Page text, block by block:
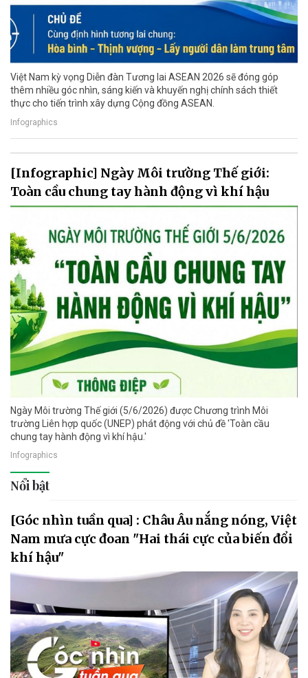
Việt Nam kỳ vọng Diễn đàn Tương lai ASEAN 2026 sẽ đóng góp
thêm nhiều góc nhìn, sáng kiến và khuyến nghị chính sách thiết
thực cho tiến trình xây dựng Cộng đồng ASEAN.
Infographics
[Infographic] Ngày Môi trường Thế giới:
Toàn cầu chung tay hành động vì khí hậu
Ngày Môi trường Thế giới (5/6/2026) được Chương trình Môi
trường Liên hợp quốc (UNEP) phát động với chủ đề 'Toàn cầu
chung tay hành động vì khí hậu.'
Infographics
Nổi bật
[Góc nhìn tuần qua] : Châu Âu nắng nóng, Việt
Nam mưa cực đoan "Hai thái cực của biến đổi
khí hậu"